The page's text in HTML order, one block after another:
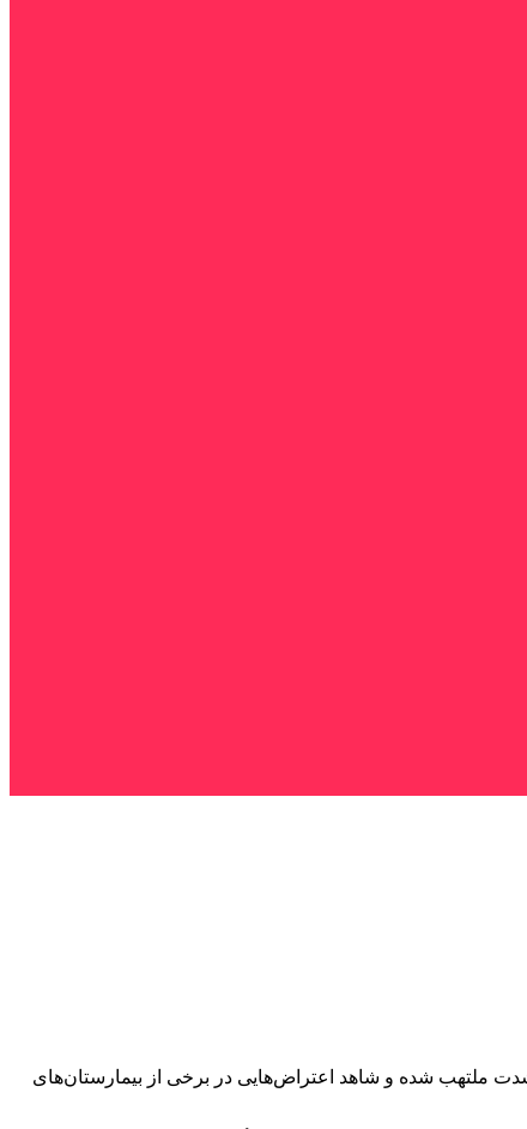
ملتهب شده و شاهد اعتراض‌هایی در برخی از بیمارستان‌های